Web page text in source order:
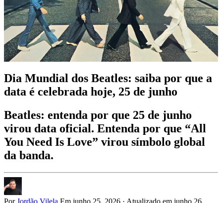
Dia Mundial dos Beatles: saiba por que a
data é celebrada hoje, 25 de junho
Beatles: entenda por que 25 de junho
virou data oficial. Entenda por que “All
You Need Is Love” virou símbolo global
da banda.
PorJordão Vilela Em junho 25, 2026 · Atualizado em junho 26,